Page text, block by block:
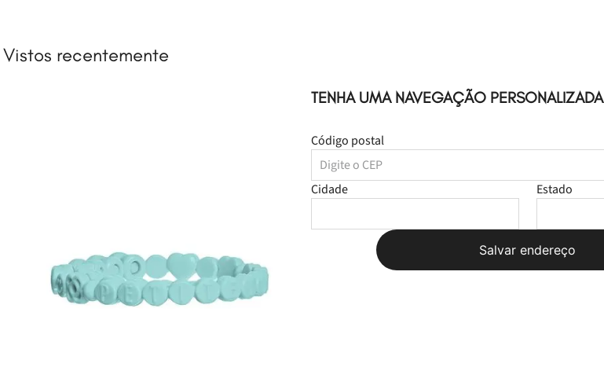
TENHA UMA NAVEGAÇÃO PERSONALIZADA
Código postal
Cidade Estado
Salvar endereço